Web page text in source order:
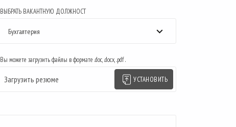
ВЫБРАТЬ ВАКАНТНУЮ ДОЛЖНОСТ
Бухгалтерия
Вы можете загрузить файлы в формате .doc, .docx, .pdf .
УСТАНОВИТЬ